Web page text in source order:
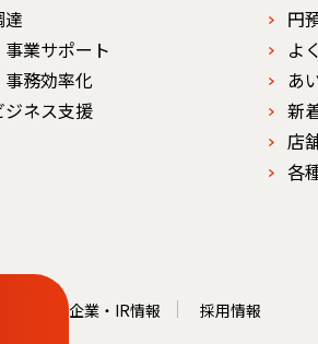
達
業サポート
務効率化
ジネス支援
円
よ
あ
新
店
各
企業・IR情報 採用情報